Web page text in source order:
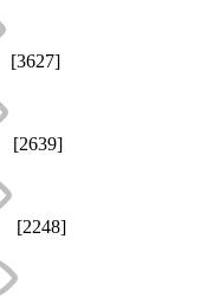
[3627]
[2639]
[2248]